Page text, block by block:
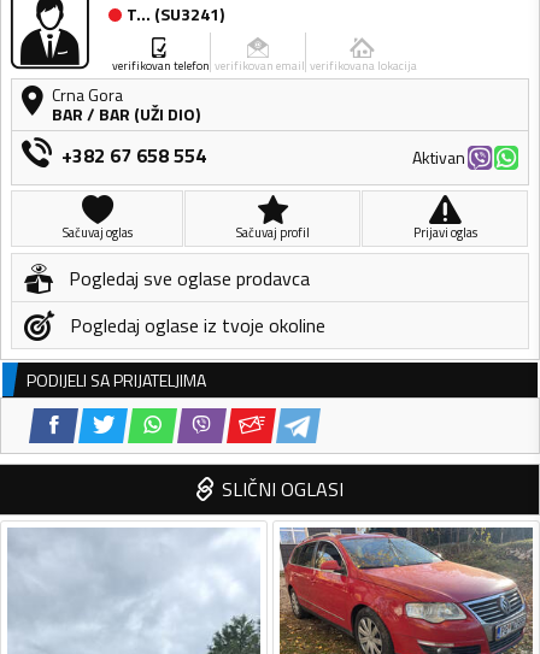
T... (SU3241)
verifikovan telefon verifikovan email verifikovana lokacija
Crna Gora
BAR/ BAR (UŽI DIO)
+382 67 658 554 Aktivan
Sačuvaj oglas Sačuvaj profil Prijavi oglas
Pogledaj sve oglase prodavca
Pogledaj oglase iz tvoje okoline
PODIJELI SA PRIJATELJIMA
SLIČNI OGLASI